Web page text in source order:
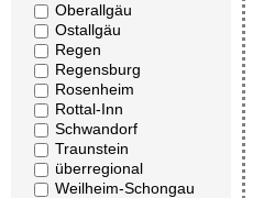
Oberallgäu
Ostallgäu
Regen
Regensburg
Rosenheim
Rottal-Inn
Schwandorf
Traunstein
überregional
Weilheim-Schongau